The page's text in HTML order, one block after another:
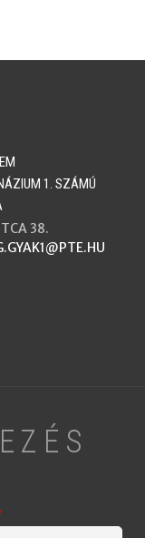
1. SZÁMÚ
38.